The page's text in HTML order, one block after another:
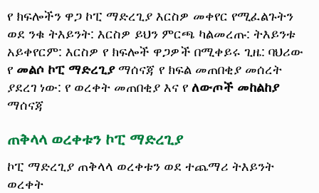
የ ክፍሎችን ዋጋ ኮፒ ማድረጊያ እርስዎ መቀየር የሚፈልጉትን
ወደ ንቁ ትእይንት: እርስዎ ይህን ምርጫ ካልመረጡ: ትእይንቱ
አይቀየርም: እርስዎ የ ክፍሎች ዋጋዎች በሚቀይሩ ጊዜ: ባህሪው
የ መልሶ ኮፒ ማድረጊያማሰናጃ የ ክፍል መጠበቂያ መሰረት
ያደረገ ነው: የ ወረቀት መጠበቂያ እና የ ለውጦች መከልከያ
ማሰናጃ
ጠቅላላ ወረቀቱን ኮፒ ማድረጊያ
ኮፒ ማድረጊያ ጠቅላላ ወረቀቱን ወደ ተጨማሪ ትእይንት
ወረቀት